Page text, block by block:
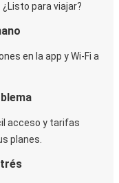
para viajar?
en la app y Wi-Fi a
acceso y tarifas
planes.